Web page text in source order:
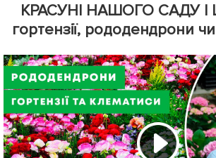
КРАСУНІ НАШОГО САДУ |
гортензії, рододендрони